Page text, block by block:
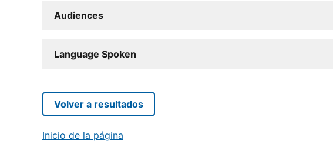
Audiences
Language Spoken
Volver a resultados
Inicio de la página